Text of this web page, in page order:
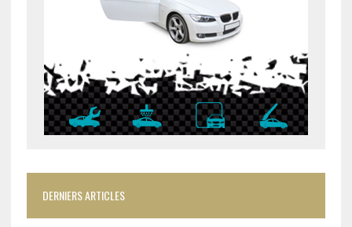
DERNIERS ARTICLES